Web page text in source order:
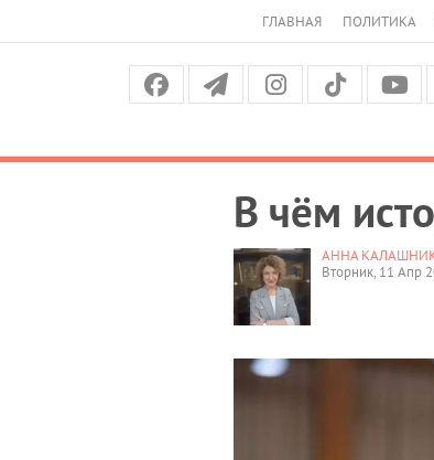
ГЛАВНАЯ ПОЛИТИКА
В чём
АННА
Вторник, 11 Апр